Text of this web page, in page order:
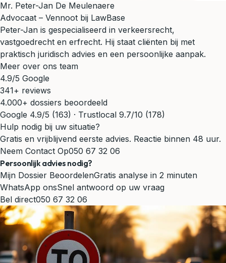
Mr. Peter-Jan De Meulenaere
Advocaat – Vennoot bij LawBase
Peter-Jan is gespecialiseerd in verkeersrecht,
vastgoedrecht en erfrecht. Hij staat cliënten bij met
praktisch juridisch advies en een persoonlijke aanpak.
Meer over ons team
4.9/5 Google
341+ reviews
4.000+ dossiers beoordeeld
Google 4.9/5 (163) · Trustlocal 9.7/10 (178)
Hulp nodig bij uw situatie?
Gratis en vrijblijvend eerste advies. Reactie binnen 48 uur.
Neem Contact Op050 67 32 06
Persoonlijk advies nodig?
Mijn Dossier BeoordelenGratis analyse in 2 minuten
WhatsApp onsSnel antwoord op uw vraag
Bel direct050 67 32 06